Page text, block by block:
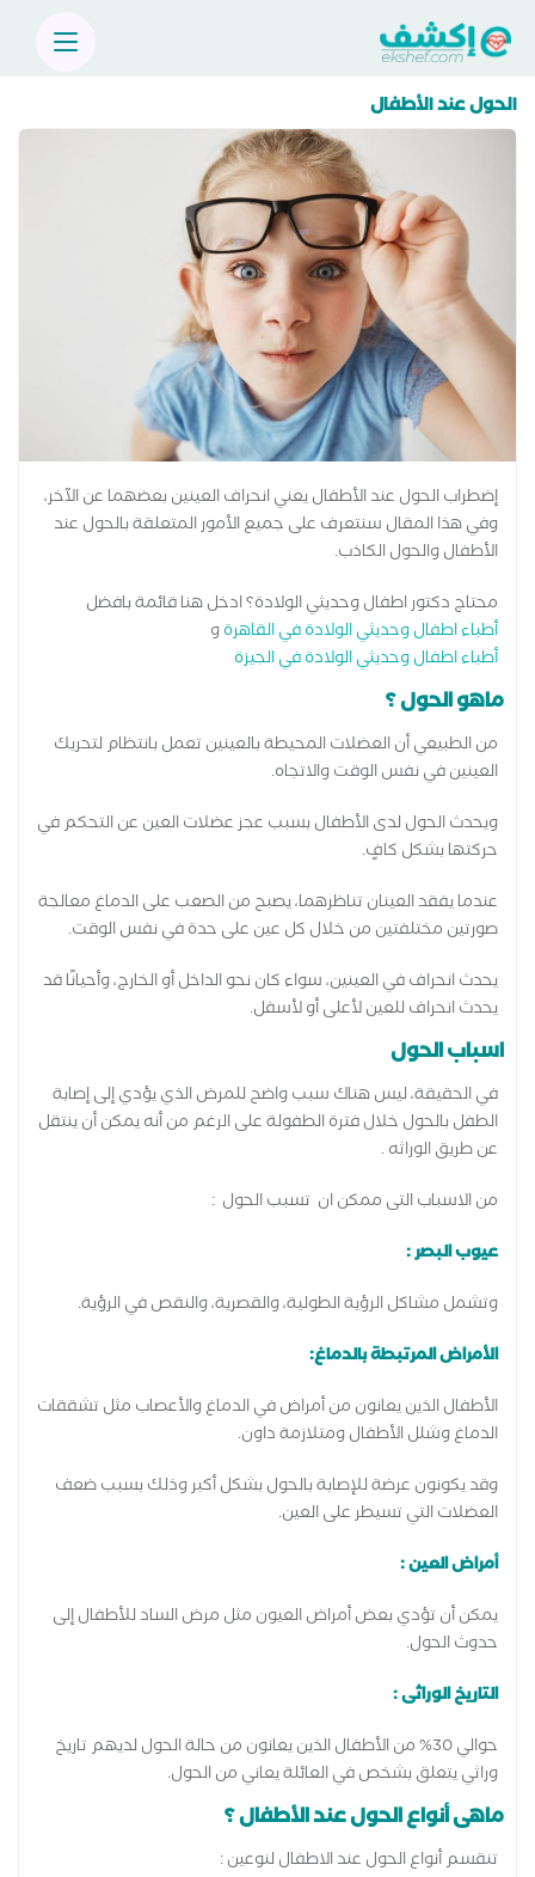
الحول عند الأطفال
إضطراب الحول عند الأطفال يعني انحراف العينين بعضهما عن الآخر،
وفي هذا المقال سنتعرف على جميع الأمور المتعلقة بالحول عند
الأطفال والحول الكاذب.
محتاج دكتور اطفال وحديثي الولادة؟ ادخل هنا قائمة بافضل
أطباء اطفال وحديثي الولادة في القاهرةو
أطباء اطفال وحديثي الولادة في الجيزة
ماهو الحول ؟
من الطبيعي أن العضلات المحيطة بالعينين تعمل بانتظام لتحريك
العينين في نفس الوقت والاتجاه.
ويحدث الحول لدى الأطفال بسبب عجز عضلات العين عن التحكم في
حركتها بشكل كافٍ.
عندما يفقد العينان تناظرهما، يصبح من الصعب على الدماغ معالجة
صورتين مختلفتين من خلال كل عين على حدة في نفس الوقت.
يحدث انحراف في العينين، سواء كان نحو الداخل أو الخارج، وأحيانًا قد
يحدث انحراف للعين لأعلى أو لأسفل.
اسباب الحول
في الحقيقة، ليس هناك سبب واضح للمرض الذي يؤدي إلى إصابة
الطفل بالحول خلال فترة الطفولة على الرغم من أنه يمكن أن ينتقل
عن طريق الوراثه .
من الاسباب التى ممكن ان تسبب الحول :
عيوب البصر :
وتشمل مشاكل الرؤية الطولية، والقصرية، والنقص في الرؤية.
الأمراض المرتبطة بالدماغ:
الأطفال الذين يعانون من أمراض في الدماغ والأعصاب مثل تشققات
الدماغ وشلل الأطفال ومتلازمة داون.
وقد يكونون عرضة للإصابة بالحول بشكل أكبر وذلك بسبب ضعف
العضلات التي تسيطر على العين.
أمراض العين :
يمكن أن تؤدي بعض أمراض العيون مثل مرض الساد للأطفال إلى
حدوث الحول.
التاريخ الوراثى :
حوالي 30% من الأطفال الذين يعانون من حالة الحول لديهم تاريخ
وراثي يتعلق بشخص في العائلة يعاني من الحول.
ماهى أنواع الحول عند الأطفال ؟
تنقسم أنواع الحول عند الاطفال لنوعين :